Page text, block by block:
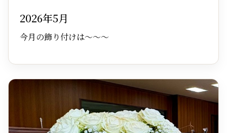
2026年5月
今月の飾り付けは～～～